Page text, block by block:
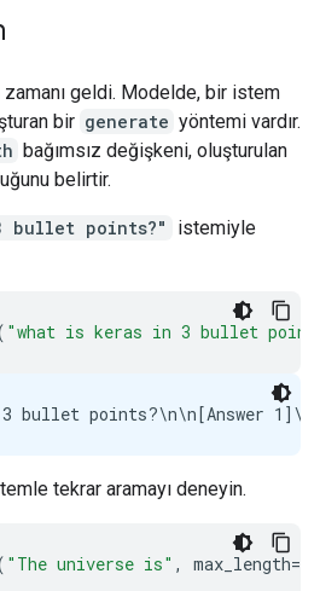
zamanı geldi. Modelde, bir istem
bir generate yöntemi vardır.
bağımsız değişkeni, oluşturulan
belirtir.
bullet points?"
istemiyle
"what is keras in 3 bullet
tekrar aramayı deneyin.
"The universe is" , max_length=